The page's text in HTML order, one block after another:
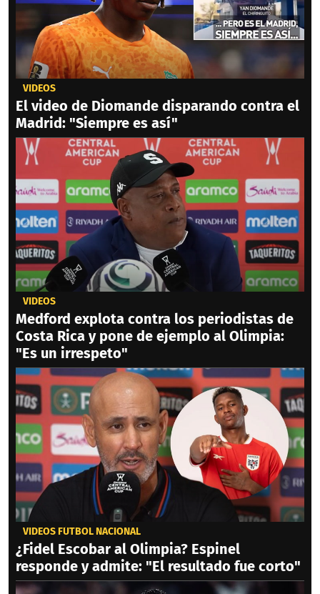
VIDEOS
El video de Diomande disparando contra el
Madrid: "Siempre es así"
VIDEOS
Medford explota contra los periodistas de
Costa Rica y pone de ejemplo al Olimpia:
"Es un irrespeto"
VIDEOS FÚTBOL NACIONAL
¿Fidel Escobar al Olimpia? Espinel
responde y admite: "El resultado fue corto"